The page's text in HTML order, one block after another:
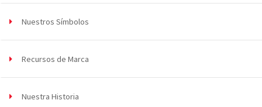
Nuestros Símbolos
Recursos de Marca
Nuestra Historia